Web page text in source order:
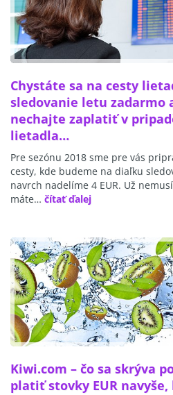
Chystáte sa na cesty
sledovanie letu zadarmo
nechajte zaplatiť v
lietadla…
Pre sezónu 2018 sme pre vás
cesty, kde budeme na diaľku
navrch nadelíme 4 EUR. Už
máte… čítať ďalej
Kiwi.com – čo sa skrýva
platiť stovky EUR